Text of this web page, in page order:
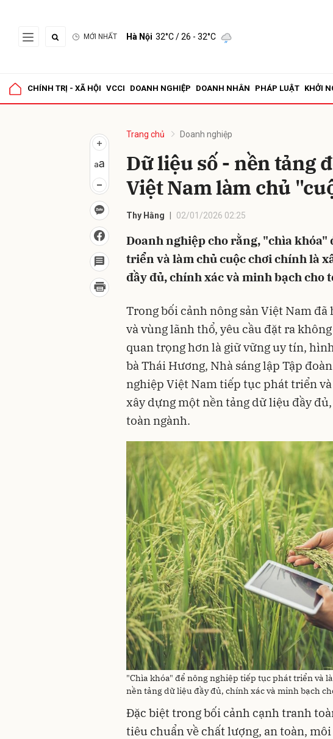
MỚI NHẤT Hà Nội 32°C/ 26 - 32°C
CHÍNH TRỊ - XÃ HỘI VCCI DOANH NGHIỆP DOANH NHÂN PHÁP LUẬT KHỞI
Trang chủ Doanh nghiệp
Dữ liệu số - nền tảng
Việt Nam làm chủ
Thy Hằng 02/01/2026 02:25
Doanh nghiệp cho rằng, "chìa
triển và làm chủ cuộc chơi chính là
đầy đủ, chính xác và minh bạch cho
Trong bối cảnh nông sản Việt Nam
và vùng lãnh thổ, yêu cầu đặt ra
quan trọng hơn là giữ vững uy tín,
bà Thái Hương, Nhà sáng lập Tập
nghiệp Việt Nam tiếp tục phát triển
xây dựng một nền tảng dữ liệu đầy
toàn ngành.
"Chìa khóa" để nông nghiệp tiếp tục phát triển và
nền tảng dữ liệu đầy đủ, chính xác và minh bạch
Đặc biệt trong bối cảnh cạnh tranh
tiêu chuẩn về chất lượng, an toàn,